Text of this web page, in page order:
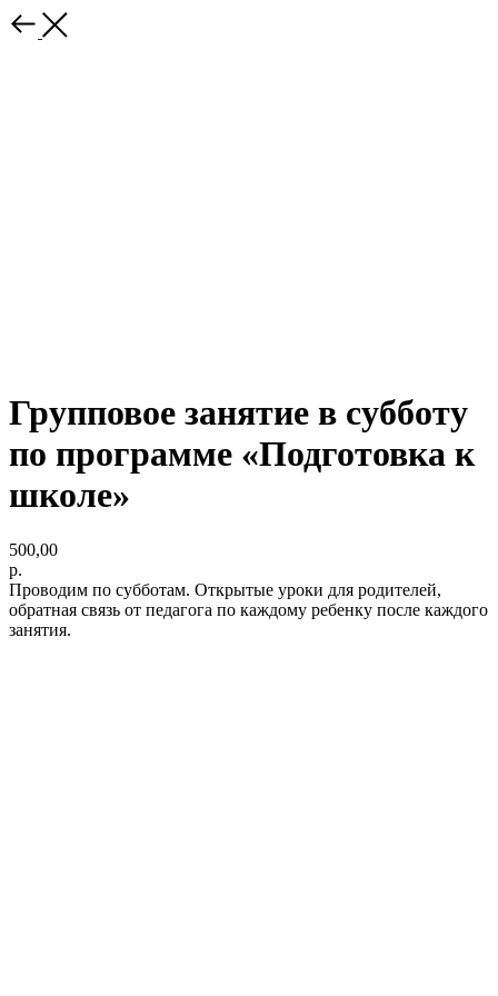
Групповое занятие в субботу
по программе «Подготовка к
школе»
500,00
р.
Проводим по субботам. Открытые уроки для родителей,
обратная связь от педагога по каждому ребенку после каждого
занятия.